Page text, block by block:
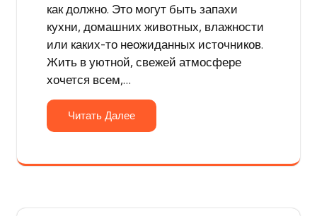
как должно. Это могут быть запахи
кухни, домашних животных, влажности
или каких-то неожиданных источников.
Жить в уютной, свежей атмосфере
хочется всем,…
Читать Далее